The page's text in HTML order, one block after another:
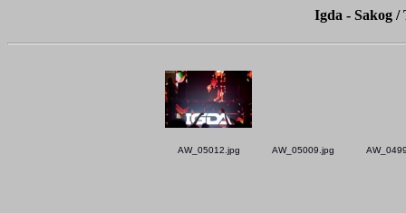
Igda - Sakog /
AW_05012.jpg AW_05009.jpg